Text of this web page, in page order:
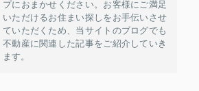
プにおまかせください。お客様にご満足
いただけるお住まい探しをお手伝いさせ
ていただくため、当サイトのブログでも
不動産に関連した記事をご紹介していき
ます。